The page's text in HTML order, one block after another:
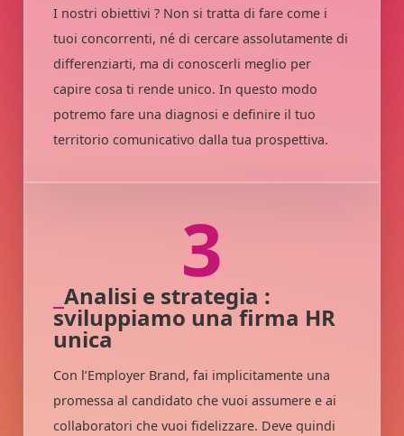
I nostri obiettivi ? Non si tratta di fare come i
tuoi concorrenti, né di cercare assolutamente di
differenziarti, ma di conoscerli meglio per
capire cosa ti rende unico. In questo modo
potremo fare una diagnosi e definire il tuo
territorio comunicativo dalla tua prospettiva.
3
Analisi e strategia :
sviluppiamo una firma HR
unica
Con l’Employer Brand, fai implicitamente una
promessa al candidato che vuoi assumere e ai
collaboratori che vuoi fidelizzare. Deve quindi